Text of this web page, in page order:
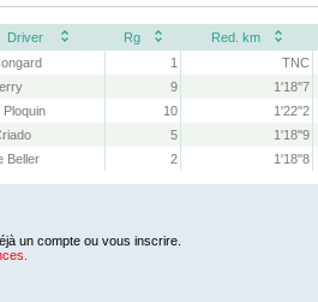
Driver Rg Red. km
1 TNC
9 1'18''7
Ploquin 10 1'22''2
5 1'18''9
Beller 2 1'18''8
un compte ou vous inscrire.